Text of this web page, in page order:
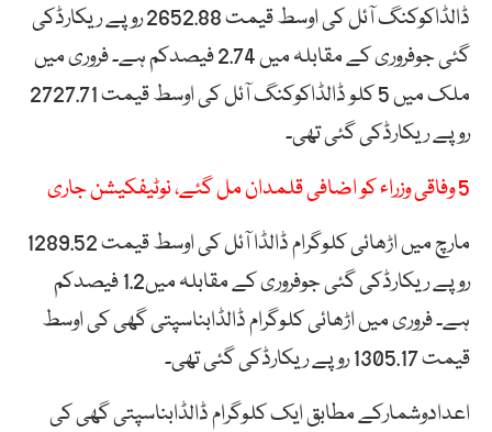
ڈالڈاکوکنگ آئل کی اوسط قیمت 2652.88 روپے ریکارڈکی
گئی جوفروری کے مقابلہ میں 2.74 فیصدکم ہے۔ فروری میں
ملک میں 5 کلو ڈالڈاکوکنگ آئل کی اوسط قیمت 2727.71
روپے ریکارڈکی گئی تھی۔
5 وفاقی وزراء کو اضافی قلمدان مل گئے، نوٹیفکیشن جاری
مارچ میں اڑھائی کلوگرام ڈالڈا آئل کی اوسط قیمت 1289.52
روپے ریکارڈکی گئی جوفروری کے مقابلہ میں1.2 فیصدکم
ہے۔ فروری میں اڑھائی کلوگرام ڈالڈابناسپتی گھی کی اوسط
قیمت 1305.17 روپے ریکارڈکی گئی تھی۔
اعدادوشمارکے مطابق ایک کلوگرام ڈالڈابناسپتی گھی کی